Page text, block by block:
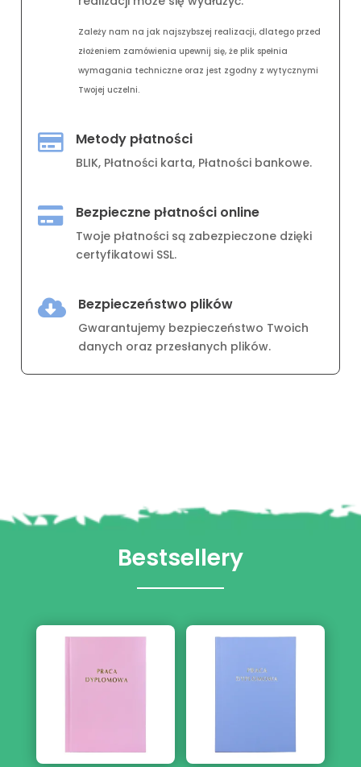
Zależy nam na jak najszybszej realizacji, dlatego przed
złożeniem zamówienia upewnij się, że plik spełnia
wymagania techniczne oraz jest zgodny z wytycznymi
Twojej uczelni.
 Metody płatności
BLIK, Płatności karta, Płatności bankowe.
 Bezpieczne płatności online
Twoje płatności są zabezpieczone dzięki
certyfikatowi SSL.
 Bezpieczeństwo plików
Gwarantujemy bezpieczeństwo Twoich
danych oraz przesłanych plików.
Bestsellery